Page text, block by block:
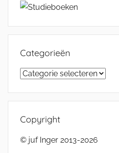
Categorieën
Categorieën
Copyright
© juf Inger 2013-2026